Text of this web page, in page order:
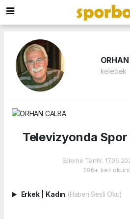
kelebek
Televizyonda Spor
Ekleme Tarihi:
286+ kez
Erkek Kadın (Haberi Sesli Oku)